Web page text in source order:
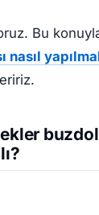
Bu
nasıl